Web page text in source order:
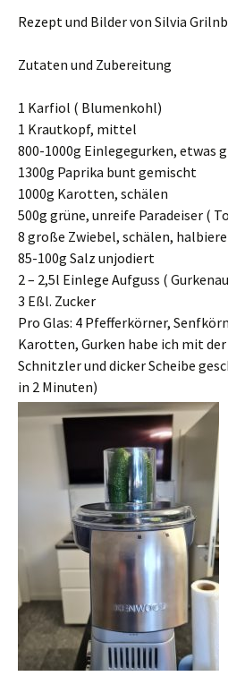
Rezept und Bilder von Silvia
Zutaten und Zubereitung
1 Karfiol ( Blumenkohl)
1 Krautkopf, mittel
800-1000g Einlegegurken, etwas
1300g Paprika bunt gemischt
1000g Karotten, schälen
500g grüne, unreife Paradeiser (
8 große Zwiebel, schälen,
85-100g Salz unjodiert
2 – 2,5l Einlege Aufguss (
3 Eßl. Zucker
Pro Glas: 4 Pfefferkörner,
Karotten, Gurken habe ich mit
Schnitzler und dicker Scheibe
in 2 Minuten)